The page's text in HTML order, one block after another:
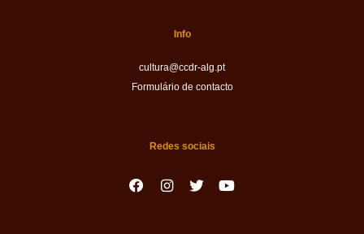
Info
cultura@ccdr-alg.pt
Formulário de contacto
Redes sociais